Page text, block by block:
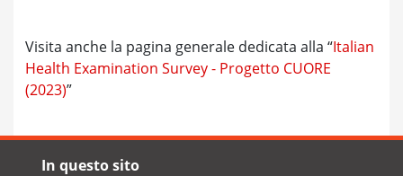
Visita anche la pagina generale dedicata alla “Italian
Health Examination Survey - Progetto CUORE
(2023)”
In questo sito